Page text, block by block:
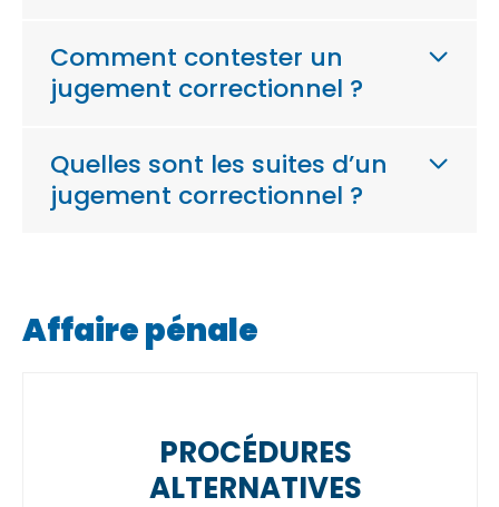
Comment contester un
jugement correctionnel ?
Quelles sont les suites d’un
jugement correctionnel ?
Affaire pénale
PROCÉDURES
ALTERNATIVES